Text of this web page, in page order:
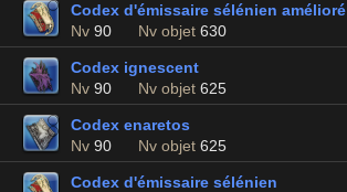
Codex d'émissaire sélénien amélioré
Nv 90 Nv objet 630
Codex ignescent
Nv 90 Nv objet 625
Codex enaretos
Nv 90 Nv objet 625
Codex d'émissaire sélénien